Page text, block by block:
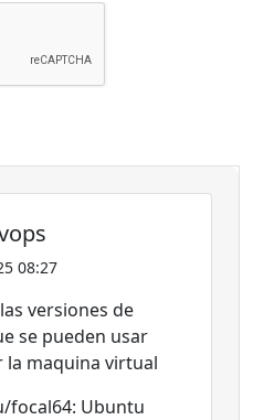
08:27
versiones de
se pueden usar
la maquina virtual
focal64: Ubuntu